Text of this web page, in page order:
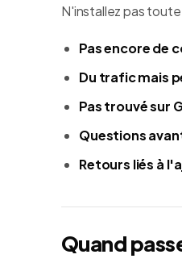
N'installez pas toute
Pas encore de
Du trafic mais
Pas trouvé sur
Questions
Retours liés à
Quand